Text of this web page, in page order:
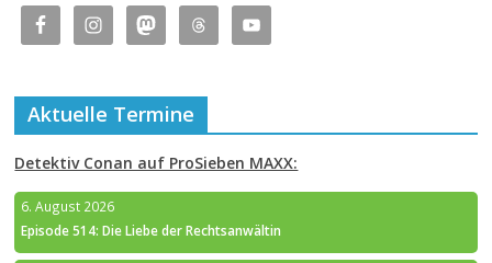
Aktuelle Termine
Detektiv Conan auf ProSieben MAXX:
6. August 2026
Episode 514: Die Liebe der Rechtsanwältin